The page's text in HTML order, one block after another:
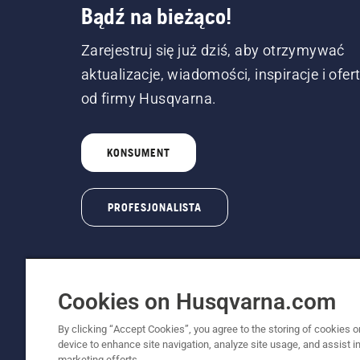
Bądź na bieżąco!
Zarejestruj się już dziś, aby otrzymywać
aktualizacje, wiadomości, inspiracje i
od firmy Husqvarna.
KONSUMENT
PROFESJONALISTA
© Husqvarna AB (publ). Wszelkie prawa
Cookies on Husqvarna.com
By clicking “Accept Cookies”, you agree to the storing of cookies
device to enhance site navigation, analyze site usage, and assist